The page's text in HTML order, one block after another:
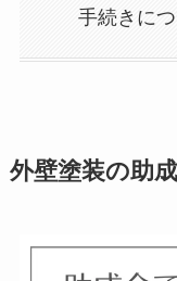
手続きに
外壁塗装の助